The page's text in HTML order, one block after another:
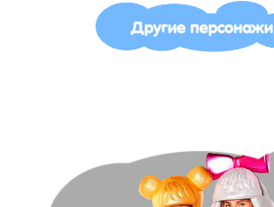
Другие персонажи